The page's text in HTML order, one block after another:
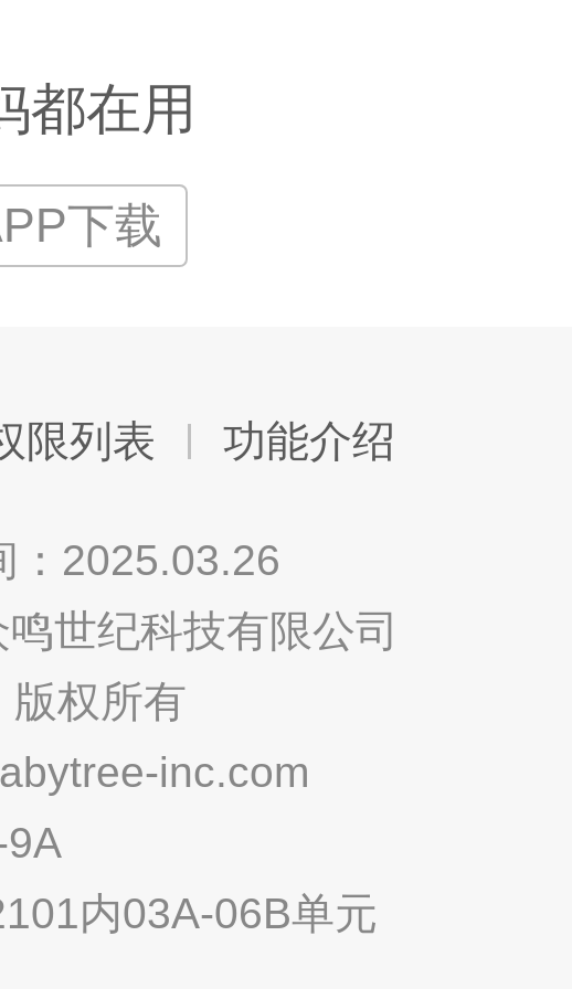
都在用
下载
限列表 功能介绍
2025.03.26
世纪科技有限公司
权所有
inc.com
内03A-06B单元